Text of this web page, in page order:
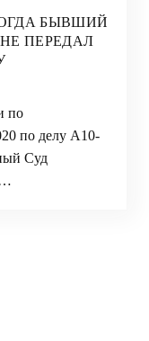
БЫВШИЙ
ПЕРЕДАЛ
по
по делу А10-
Суд